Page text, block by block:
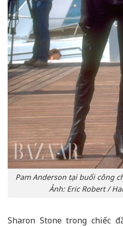
Pam Anderson tại buổi công
Ảnh: Eric Robert /
Sharon Stone trong chiếc